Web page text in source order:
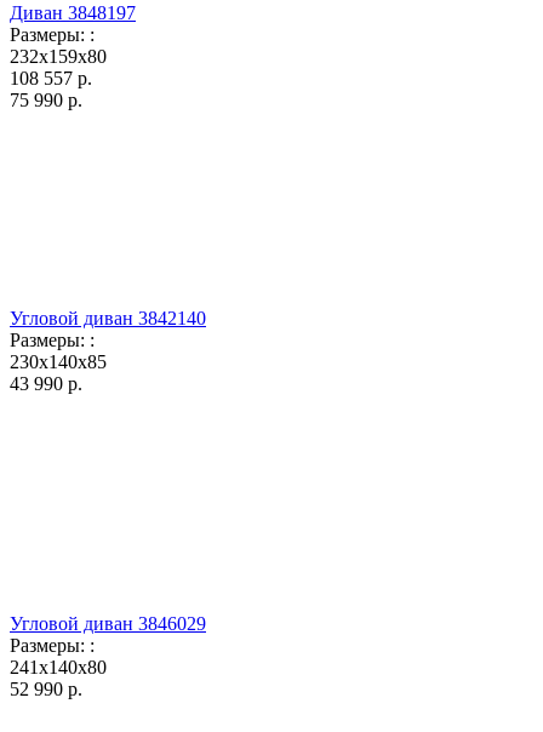
Диван 3848197
Размеры: :
232x159x80
108 557 р.
75 990 р.
Угловой диван 3842140
Размеры: :
230x140x85
43 990 р.
Угловой диван 3846029
Размеры: :
241x140x80
52 990 р.